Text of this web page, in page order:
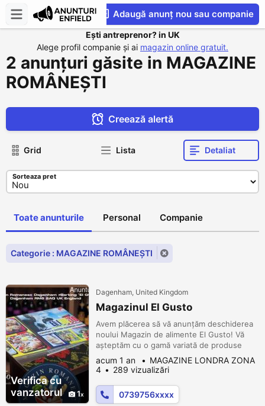
Adaugă anunț nou sau companie
CompaniesS
Ești antreprenor? in UK
Alege profil companie și ai magazin online gratuit.
2 anunțuri găsite in MAGAZINE
ROMÂNEȘTI
Creează alertă
Grid Lista Detaliat
Sorteaza pret
Toate anunturile Personal Companie
Categorie : MAGAZINE ROMÂNEȘTI
Verifica cu
vanzatorul
1
Dagenham, United Kingdom
Magazinul El Gusto
Avem plăcerea să vă anunțăm deschiderea
noului Magazin de alimente El Gusto! Vă
așteptăm cu o gamă variată de produse
proaspete și de calitate, special alese
pentru a satisface toate gusturile! Ce veți
proaspete din producție locală și
internațională Carne și produse din carne
acum 1 an
MAGAZINE LONDRA ZONA
4
289 vizualizări
0739756xxxx